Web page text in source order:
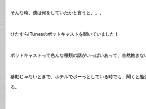
そんな時、僕は何をしていたかと言うと。。。
ひたすらiTunesのポットキャストを聞いていました！
ポットキャストって色んな種類の話がいっぱいあって、全然飽きな
移動じゃないときで、ホテルでボーっとしている時でも、聞くと勉
る。